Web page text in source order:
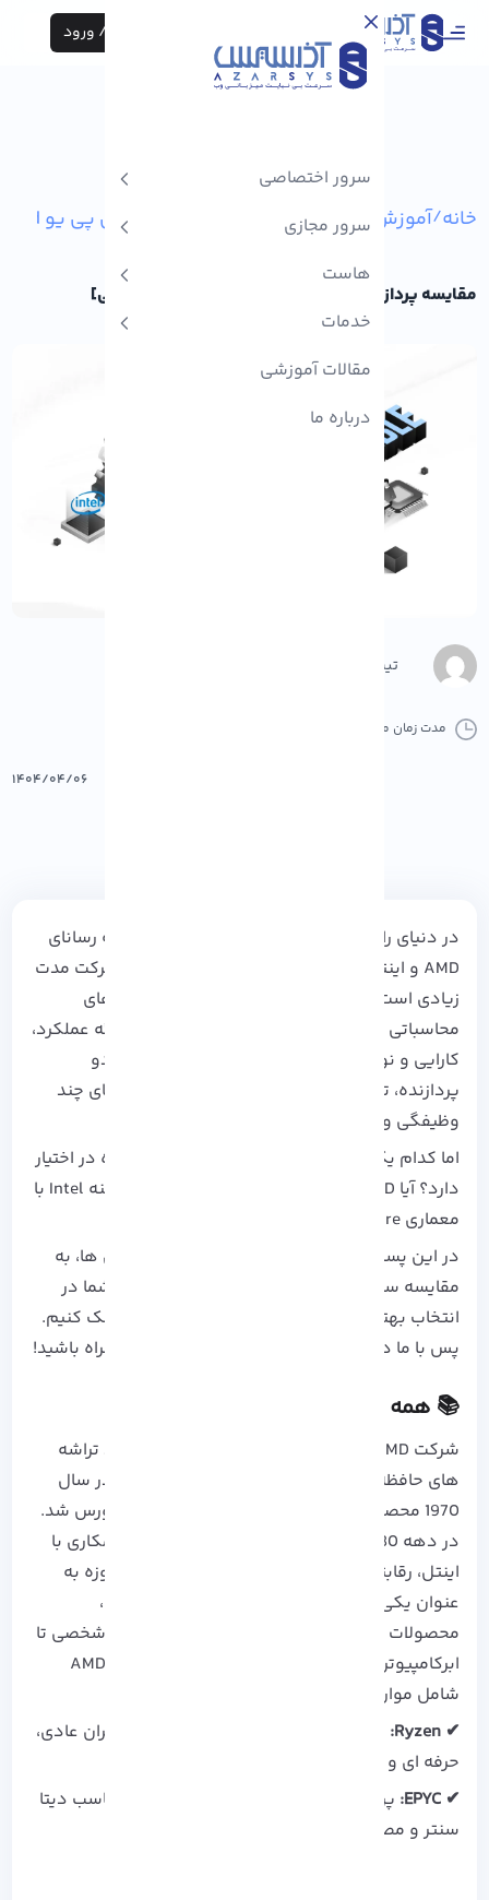
ثبت نام / ورود
سرور اختصاصی
سرور مجازی
هاست
خدمات
مقالات آموزشی
درباره ما
خانه/آموزش های پیشرفته جدول مقایسه سی پی یو amd با intel​
مقایسه پردازنده‌ AMD و Intel [جدول + بررسی تخصصی]
تیم محتوا
مدت زمان مطالعه :
۱۴۰۴/۰۴/۰۶
در دنیای رایانه ها و سرورها، دو غول صنعت نیمه رسانای
AMD و اینتل همواره در رقابت هستند. این دو شرکت مدت
زیادی است که که به عنوان قلب تپنده دستگاه های
محاسباتی عمل کرده اند و همراه در تلاش بری ارائه عملکرد،
کارایی و نوآوری برتری بوده اند. انتخاب بین این دو
پردازنده، تاثیر مستقیمی بر روی سرعت، قابلیت های چند
وظیفگی و تجربه کلی کاربری سیستم دارد.
اما کدام یک از این دو رقیب، سلطه را در این حوزه در اختیار
دارد؟ آیا AMD با Ryzen توانسته است سلطه دیرینه Intel با
معماری Core را به چالش بکشد؟
در این پست، با بررسی دقیق و بی طرفانه معماری ها، به
مقایسه سی پی یو AMD با اینتل​ پرداختیم تا به شما در
انتخاب بهترین گزینه برای نیازها و بودجه خود کمک کنیم.
پس با ما در پرده برداشتن از این رقابت جذاب همراه باشید!
📚 همه چیز در مورد AMD
شرکت AMD
در سال 1969 تاسیس شده و با تولید تراشه
های حافظه و منطق به شهرت رسید. این شرکت در سال
1970 محصولات موفقی را ارائه کرد که وارد بازار بورس شد.
در دهه 1980 با ورود به بازار ریزپردازنده ها و همکاری با
اینتل، رقابتی جدی را با این شرکت آغاز کرده و امروزه به
عنوان یکی از شرکت های مهم صنعت نیمه هادی،
محصولات خود را در زمینه هایی مانند رایانه های شخصی تا
ابرکامپیوتر ها عرضه می کند. انواع پردازنده های AMD
شامل موارد زیر هستند:
✔ Ryzen:
برای دسکتاپ و لپتاپ، مناسب برای کاربران عادی،
حرفه ای و گیمرها
✔ EPYC:
پردازنده های سرور با با معماری SoC، مناسب دیتا
سنتر و مصرف های سنگین